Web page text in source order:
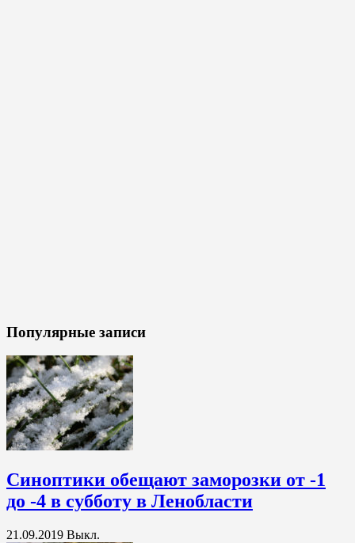
Популярные записи
Синоптики обещают заморозки от -1
до -4 в субботу в Ленобласти
21.09.2019 Выкл.